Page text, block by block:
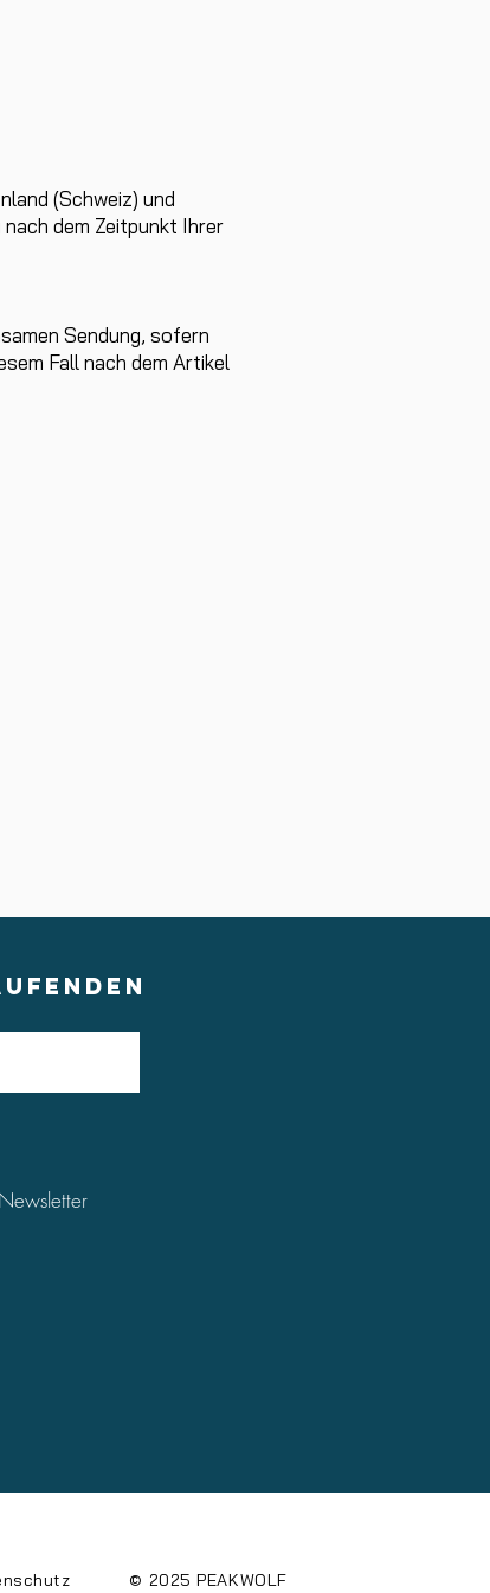
(Schweiz) und
dem Zeitpunkt Ihrer
Sendung, sofern
Fall nach dem Artikel
© 2025 PEAKWOLF